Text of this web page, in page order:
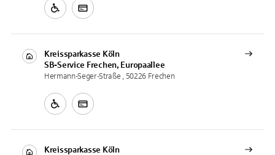
Kreissparkasse Köln
SB-Service Frechen, Europaallee
Hermann-Seger-Straße , 50226 Frechen
Kreissparkasse Köln